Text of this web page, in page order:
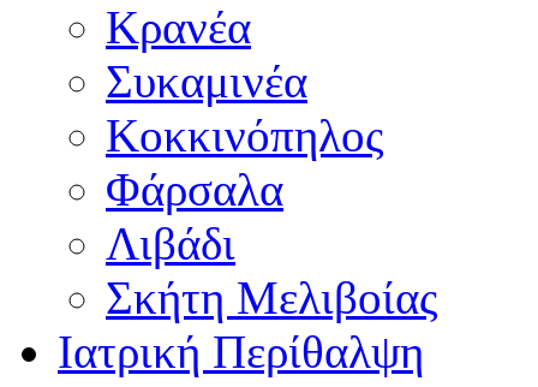
Κρανέα
Συκαμινέα
Κοκκινόπηλος
Φάρσαλα
Λιβάδι
Σκήτη Μελιβοίας
Ιατρική Περίθαλψη